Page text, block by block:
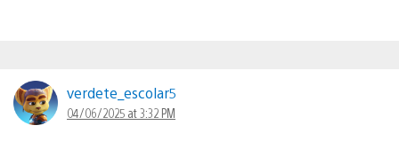
verdete_escolar5
04/06/2025 at 3:32 PM